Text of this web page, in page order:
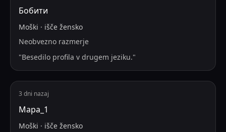
Бобити
Moški · išče žensko
Neobvezno razmerje
"Besedilo profila v drugem jeziku."
3 dni nazaj
Мара_1
Moški · išče žensko